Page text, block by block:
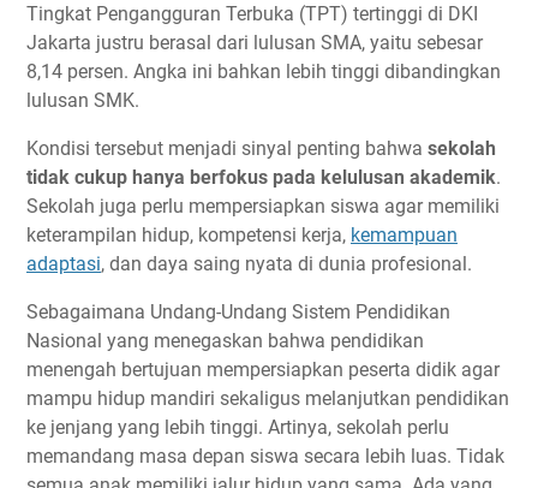
Tingkat Pengangguran Terbuka (TPT) tertinggi di DKI
Jakarta justru berasal dari lulusan SMA, yaitu sebesar
8,14 persen. Angka ini bahkan lebih tinggi dibandingkan
lulusan SMK.
Kondisi tersebut menjadi sinyal penting bahwa sekolah
tidak cukup hanya berfokus pada kelulusan akademik.
Sekolah juga perlu mempersiapkan siswa agar memiliki
keterampilan hidup, kompetensi kerja, kemampuan
adaptasi, dan daya saing nyata di dunia profesional.
Sebagaimana Undang-Undang Sistem Pendidikan
Nasional yang menegaskan bahwa pendidikan
menengah bertujuan mempersiapkan peserta didik agar
mampu hidup mandiri sekaligus melanjutkan pendidikan
ke jenjang yang lebih tinggi. Artinya, sekolah perlu
memandang masa depan siswa secara lebih luas. Tidak